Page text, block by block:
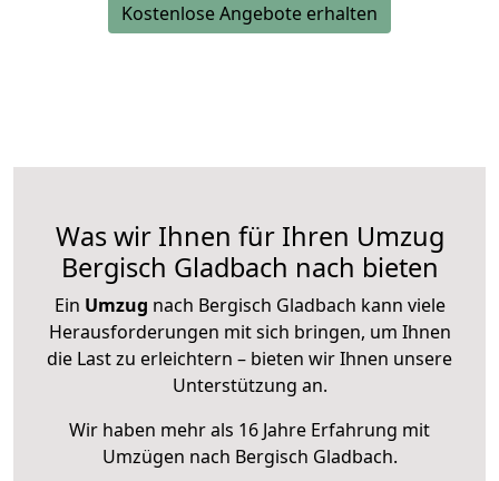
Kostenlose Angebote erhalten
Was wir Ihnen für Ihren Umzug
Bergisch Gladbach nach bieten
Ein Umzug nach Bergisch Gladbach kann viele
Herausforderungen mit sich bringen, um Ihnen
die Last zu erleichtern – bieten wir Ihnen unsere
Unterstützung an.
Wir haben mehr als 16 Jahre Erfahrung mit
Umzügen nach Bergisch Gladbach.